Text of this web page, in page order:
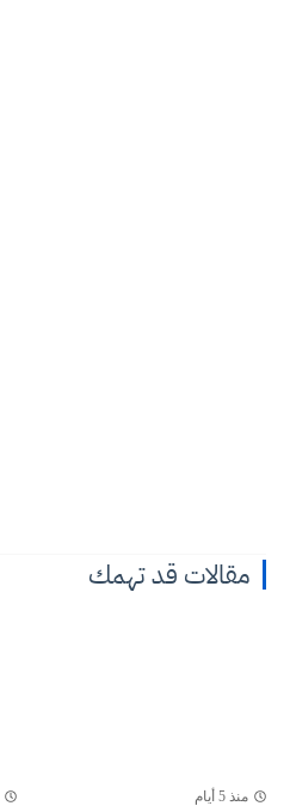
مقالات قد تهمك
منذ 5 أيام